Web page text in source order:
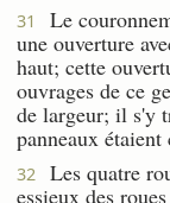
31
Le
une ouverture
haut; cette
ouvrages de ce
de largeur; il s'y
panneaux
32
Les quatre
essieux des